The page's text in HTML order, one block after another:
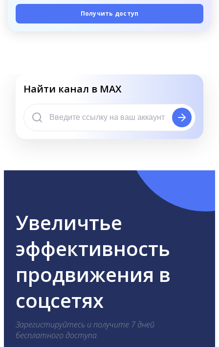
Получить доступ
Найти канал в MAX
Увеличтье
эффективность
продвижения в
соцсетях
Зарегистируйтесь и получите 7 дней
бесплатного доступа.